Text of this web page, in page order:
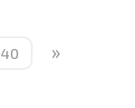
40 »